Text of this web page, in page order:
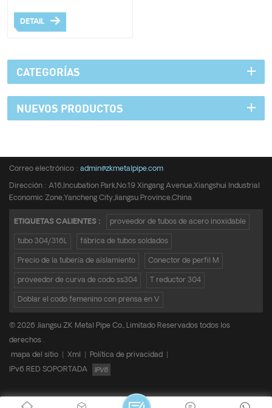
DETAIL
CATEGORÍAS
NUEVOS PRODUCTOS
Correo electrónico : admin@zkmetalpipe.com
Dirección : A16,Incubation Park,No.19 Xingang Avenue,Xiangshui Industrial
Economic Zone,Yancheng City,Jiangsu Province,China
ETIQUETAS CALIENTES : proveedor de tubos de acero inoxidable
tubo 304/316L fábrica de tubos soldados
Precio de la tubería de aislamiento Conector de perfil M
proveedor de curva de codo ss304 T reductor 304
Doblar el codo femenino con prensa en V
© 2026 Jiangsu ZK Metal Pipe Co., Limitado Reservados todos los
derechos .
mapa del sitio
Xml Política de privacidad
IPv6 RED SOPORTADA